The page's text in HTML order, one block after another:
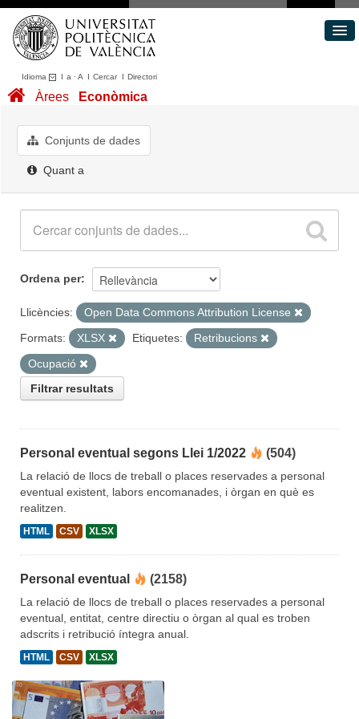
Idioma I a ·A I CercarI Directori
Conjunts de dades
Quant a
Àrees Econòmica
Conjunts de dades
Quant a
Ordena per
Llicències:
Open Data Commons Attribution License
Formats:
XLSX Etiquetes:
Retribucions
Ocupació
Filtrar resultats
Personal eventual segons Llei 1/2022 (504)
La relació de llocs de treball o places reservades a personal
eventual existent, labors encomanades, i òrgan en què es
realitzen.
HTML CSV XLSX
Personal eventual (2158)
La relació de llocs de treball o places reservades a personal
eventual, entitat, centre directiu o òrgan al qual es troben
adscrits i retribució íntegra anual.
HTML CSV XLSX